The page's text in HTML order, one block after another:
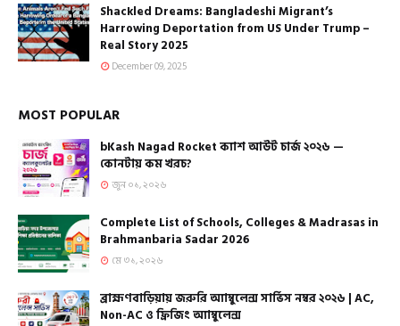
Shackled Dreams: Bangladeshi Migrant’s
Harrowing Deportation from US Under Trump –
Real Story 2025
December 09, 2025
MOST POPULAR
bKash Nagad Rocket ক্যাশ আউট চার্জ ২০২৬ —
কোনটায় কম খরচ?
জুন ০১, ২০২৬
Complete List of Schools, Colleges & Madrasas in
Brahmanbaria Sadar 2026
মে ৩১, ২০২৬
ব্রাহ্মণবাড়িয়ায় জরুরি অ্যাম্বুলেন্স সার্ভিস নম্বর ২০২৬ | AC,
Non-AC ও ফ্রিজিং অ্যাম্বুলেন্স